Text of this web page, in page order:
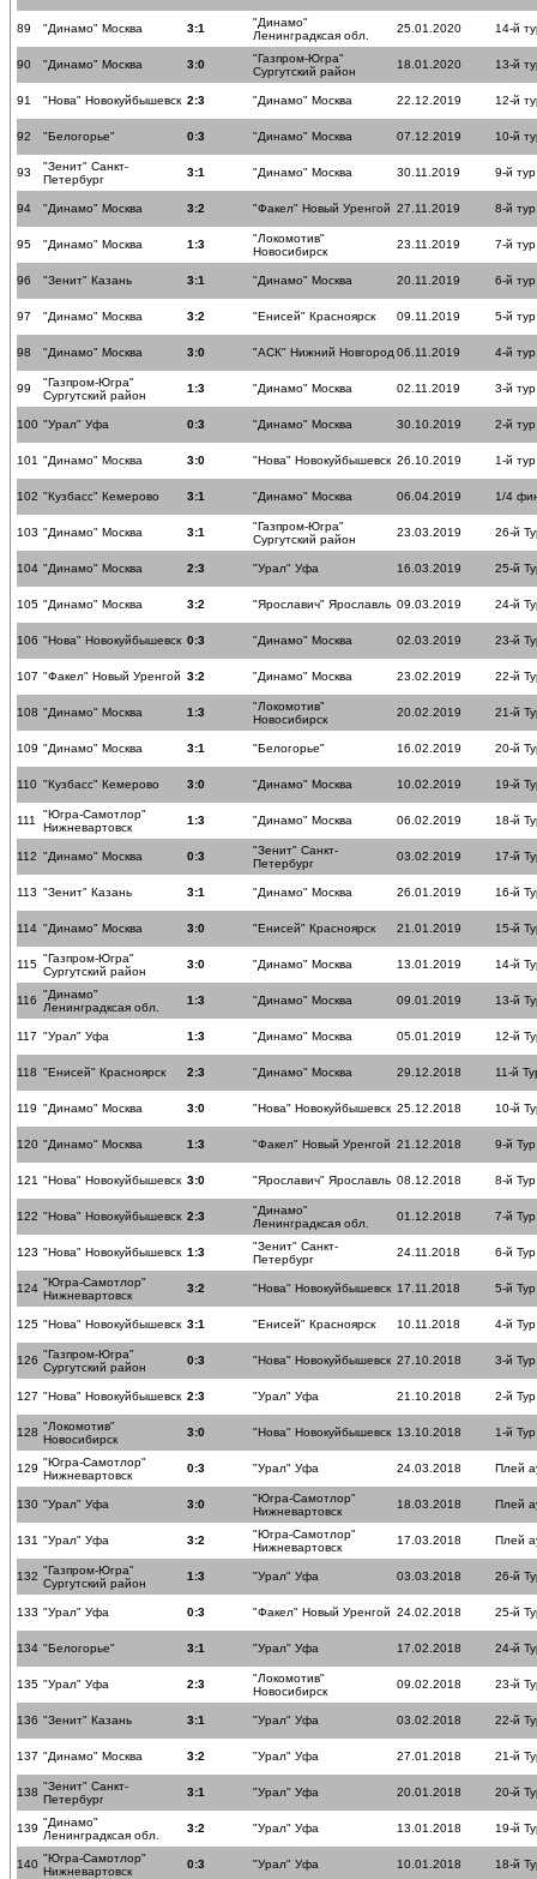
89 "Динамо" Москва 3:1
"Динамо"
Ленинградксая обл.
25.01.2020 14-й
90 "Динамо" Москва 3:0
"Газпром-Югра"
Сургутский район
18.01.2020 13-й
91 "Нова" Новокуйбышевск 2:3 "Динамо" Москва 22.12.2019 12-й
92 "Белогорье" 0:3 "Динамо" Москва 07.12.2019 10-й
93
"Зенит" Санкт-
Петербург
3:1 "Динамо" Москва 30.11.2019 9-й тур
94 "Динамо" Москва 3:2 "Факел" Новый Уренгой 27.11.2019 8-й тур
95 "Динамо" Москва 1:3
"Локомотив"
Новосибирск
23.11.2019 7-й тур
96 "Зенит" Казань 3:1 "Динамо" Москва 20.11.2019 6-й тур
97 "Динамо" Москва 3:2 "Енисей" Красноярск 09.11.2019 5-й тур
98 "Динамо" Москва 3:0 "АСК" Нижний Новгород 06.11.2019 4-й тур
99
"Газпром-Югра"
Сургутский район
1:3 "Динамо" Москва 02.11.2019 3-й тур
100 "Урал" Уфа 0:3 "Динамо" Москва 30.10.2019 2-й тур
101 "Динамо" Москва 3:0 "Нова" Новокуйбышевск 26.10.2019 1-й тур
102 "Кузбасс" Кемерово 3:1 "Динамо" Москва 06.04.2019 1/4
103 "Динамо" Москва 3:1
"Газпром-Югра"
Сургутский район
23.03.2019 26-й
104 "Динамо" Москва 2:3 "Урал" Уфа 16.03.2019 25-й
105 "Динамо" Москва 3:2 "Ярославич" Ярославль 09.03.2019 24-й
106 "Нова" Новокуйбышевск 0:3 "Динамо" Москва 02.03.2019 23-й
107 "Факел" Новый Уренгой 3:2 "Динамо" Москва 23.02.2019 22-й
108 "Динамо" Москва 1:3
"Локомотив"
Новосибирск
20.02.2019 21-й
109 "Динамо" Москва 3:1 "Белогорье" 16.02.2019 20-й
110 "Кузбасс" Кемерово 3:0 "Динамо" Москва 10.02.2019 19-й
111
"Югра-Самотлор"
Нижневартовск
1:3 "Динамо" Москва 06.02.2019 18-й
112 "Динамо" Москва 0:3
"Зенит" Санкт-
Петербург
03.02.2019 17-й
113 "Зенит" Казань 3:1 "Динамо" Москва 26.01.2019 16-й
114 "Динамо" Москва 3:0 "Енисей" Красноярск 21.01.2019 15-й
115 "Газпром-Югра"
Сургутский район
3:0 "Динамо" Москва 13.01.2019 14-й
116 "Динамо"
Ленинградксая обл.
1:3 "Динамо" Москва 09.01.2019 13-й
117 "Урал" Уфа 1:3 "Динамо" Москва 05.01.2019 12-й
118 "Енисей" Красноярск 2:3 "Динамо" Москва 29.12.2018 11-й
119 "Динамо" Москва 3:0 "Нова" Новокуйбышевск 25.12.2018 10-й
120 "Динамо" Москва 1:3 "Факел" Новый Уренгой 21.12.2018 9-й Тур
121 "Нова" Новокуйбышевск 3:0 "Ярославич" Ярославль 08.12.2018 8-й Тур
122 "Нова" Новокуйбышевск 2:3
"Динамо"
Ленинградксая обл.
01.12.2018 7-й Тур
123 "Нова" Новокуйбышевск 1:3
"Зенит" Санкт-
Петербург
24.11.2018 6-й Тур
124 "Югра-Самотлор"
Нижневартовск
3:2 "Нова" Новокуйбышевск 17.11.2018 5-й Тур
125 "Нова" Новокуйбышевск 3:1 "Енисей" Красноярск 10.11.2018 4-й Тур
126 "Газпром-Югра"
Сургутский район
0:3 "Нова" Новокуйбышевск 27.10.2018 3-й Тур
127 "Нова" Новокуйбышевск 2:3 "Урал" Уфа 21.10.2018 2-й Тур
128 "Локомотив"
Новосибирск
3:0 "Нова" Новокуйбышевск 13.10.2018 1-й Тур
129 "Югра-Самотлор"
Нижневартовск
0:3 "Урал" Уфа 24.03.2018 Плей
130 "Урал" Уфа 3:0
"Югра-Самотлор"
Нижневартовск
18.03.2018 Плей
131 "Урал" Уфа 3:2
"Югра-Самотлор"
Нижневартовск
17.03.2018 Плей
132 "Газпром-Югра"
Сургутский район
1:3 "Урал" Уфа 03.03.2018 26-й
133 "Урал" Уфа 0:3 "Факел" Новый Уренгой 24.02.2018 25-й
134 "Белогорье" 3:1 "Урал" Уфа 17.02.2018 24-й
135 "Урал" Уфа 2:3
"Локомотив"
Новосибирск
09.02.2018 23-й
136 "Зенит" Казань 3:1 "Урал" Уфа 03.02.2018 22-й
137 "Динамо" Москва 3:2 "Урал" Уфа 27.01.2018 21-й
138 "Зенит" Санкт-
Петербург
3:1 "Урал" Уфа 20.01.2018 20-й
139 "Динамо"
Ленинградксая обл.
3:2 "Урал" Уфа 13.01.2018 19-й
140 "Югра-Самотлор"
Нижневартовск
0:3 "Урал" Уфа 10.01.2018 18-й